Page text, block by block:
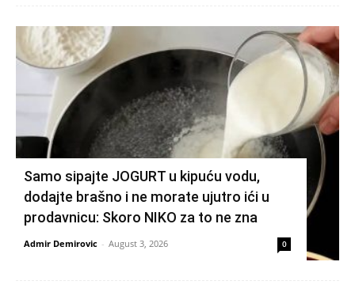
Samo sipajte JOGURT u kipuću vodu,
dodajte brašno i ne morate ujutro ići u
prodavnicu: Skoro NIKO za to ne zna
Admir Demirovic - August 3, 2026 0